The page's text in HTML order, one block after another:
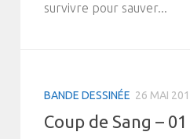
survivre pour sauver...
BANDE DESSINÉE 26 MAI
Coup de Sang –